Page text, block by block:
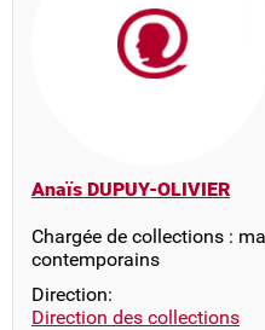
Anaïs DUPUY-OLIVIER
Chargée de collections :
contemporains
Direction:
Direction des collections